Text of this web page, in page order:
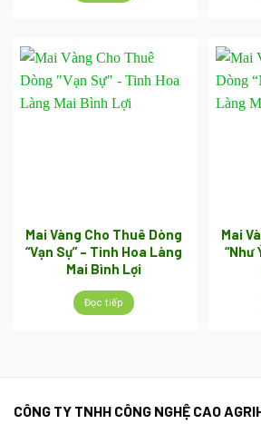
Mai Vàng Cho Thuê Dòng
“Vạn Sự” – Tinh Hoa Làng
Mai Bình Lợi
Đọc tiếp
Mai
“Như
CÔNG TY TNHH CÔNG NGHỆ CAO